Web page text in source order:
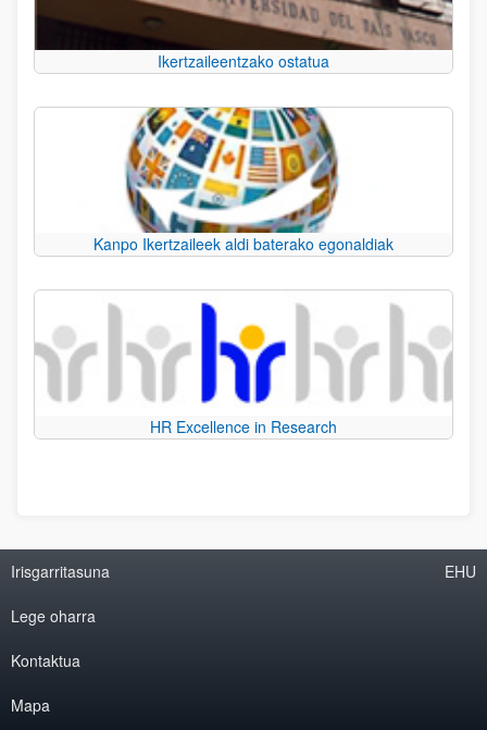
Ikertzaileentzako ostatua
Kanpo Ikertzaileek aldi baterako egonaldiak
HR Excellence in Research
Irisgarritasuna
Lege oharra
Kontaktua
Mapa
EHU